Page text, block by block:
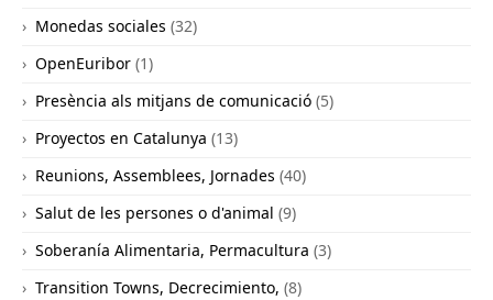
Monedas sociales (32)
OpenEuribor (1)
Presència als mitjans de comunicació (5)
Proyectos en Catalunya (13)
Reunions, Assemblees, Jornades (40)
Salut de les persones o d'animal (9)
Soberanía Alimentaria, Permacultura (3)
Transition Towns, Decrecimiento, (8)